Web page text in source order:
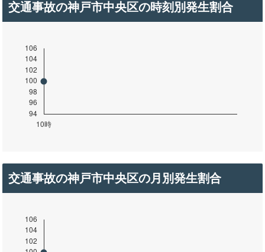
交通事故の神戸市中央区の時刻別発生割合
交通事故の神戸市中央区の月別発生割合